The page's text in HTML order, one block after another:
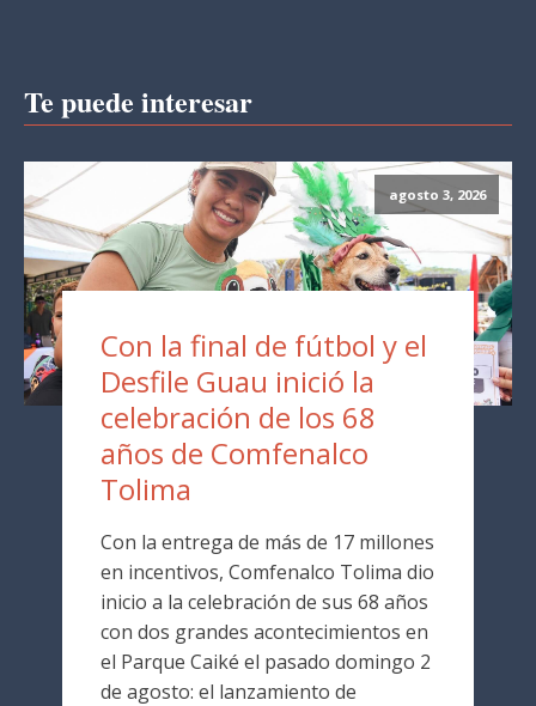
Te puede interesar
agosto 3, 2026
Con la final de fútbol y el
Desfile Guau inició la
celebración de los 68
años de Comfenalco
Tolima
Con la entrega de más de 17 millones
en incentivos, Comfenalco Tolima dio
inicio a la celebración de sus 68 años
con dos grandes acontecimientos en
el Parque Caiké el pasado domingo 2
de agosto: el lanzamiento de